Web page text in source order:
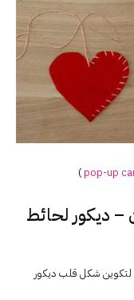
)
ديكور لحائط
لتكوين شكل قلب ديكور